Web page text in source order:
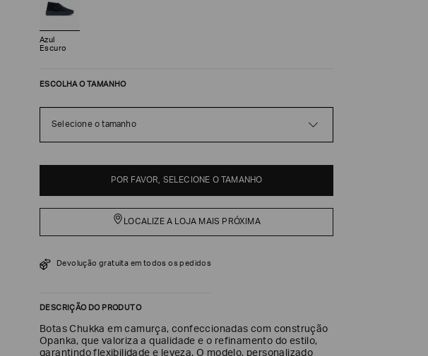
Azul
Escuro
ESCOLHA O TAMANHO
Selecione o tamanho
POR FAVOR, SELECIONE O TAMANHO
LOCALIZE A LOJA MAIS PRÓXIMA
Devolução gratuita em todos os pedidos
DESCRIÇÃO DO PRODUTO
Botas Chukka em camurça, confeccionadas com construção
Opanka, que valoriza a qualidade e o refinamento do estilo,
garantindo flexibilidade e leveza. O modelo, personalizado